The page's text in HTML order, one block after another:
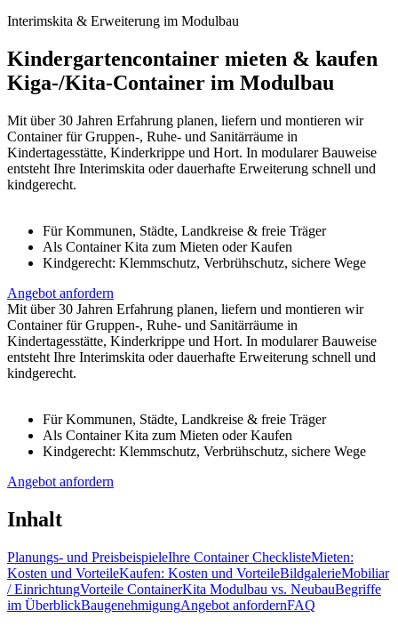
Interimskita & Erweiterung im Modulbau
Kindergartencontainer mieten & kaufen
Kiga-/Kita-Container im Modulbau
Mit über 30 Jahren Erfahrung planen, liefern und montieren wir
Container für Gruppen-, Ruhe- und Sanitärräume in
Kindertagesstätte, Kinderkrippe und Hort. In modularer Bauweise
entsteht Ihre Interimskita oder dauerhafte Erweiterung schnell und
kindgerecht.
Für Kommunen, Städte, Landkreise & freie Träger
Als Container Kita zum Mieten oder Kaufen
Kindgerecht: Klemmschutz, Verbrühschutz, sichere Wege
Angebot anfordern
Mit über 30 Jahren Erfahrung planen, liefern und montieren wir
Container für Gruppen-, Ruhe- und Sanitärräume in
Kindertagesstätte, Kinderkrippe und Hort. In modularer Bauweise
entsteht Ihre Interimskita oder dauerhafte Erweiterung schnell und
kindgerecht.
Für Kommunen, Städte, Landkreise & freie Träger
Als Container Kita zum Mieten oder Kaufen
Kindgerecht: Klemmschutz, Verbrühschutz, sichere Wege
Angebot anfordern
Inhalt
Planungs- und PreisbeispieleIhre Container ChecklisteMieten:
Kosten und VorteileKaufen: Kosten und VorteileBildgalerieMobiliar
/ EinrichtungVorteile ContainerKita Modulbau vs. NeubauBegriffe
im ÜberblickBaugenehmigungAngebot anfordernFAQ